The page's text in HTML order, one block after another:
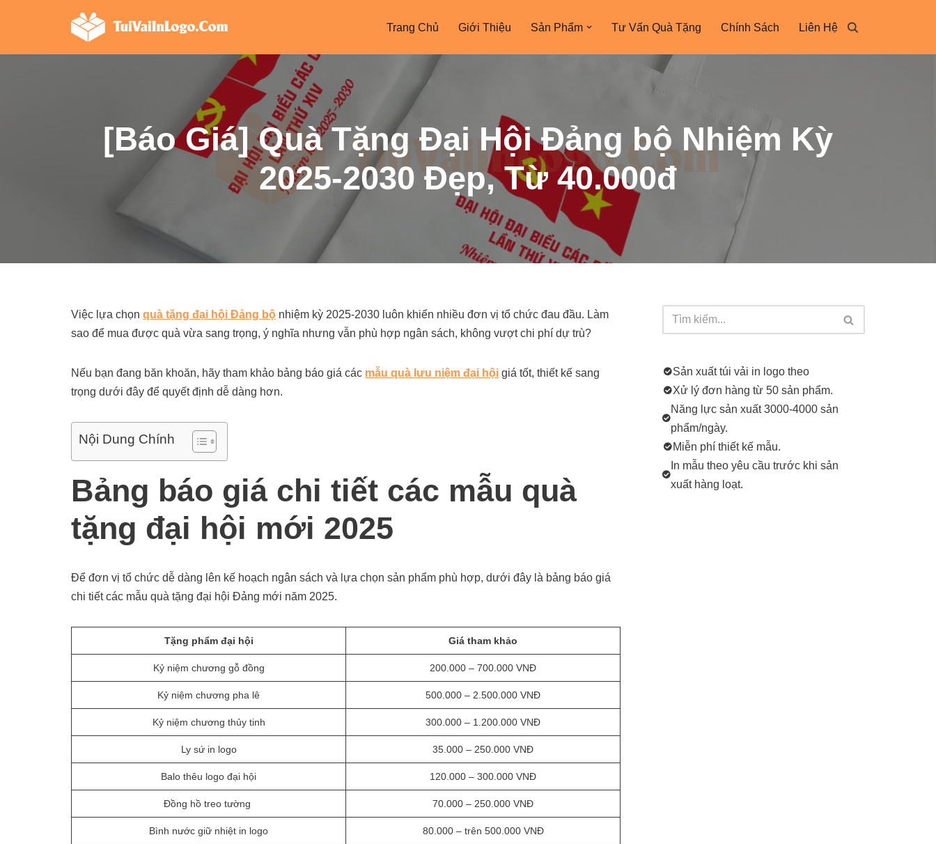
tới
Trang Chủ Giới Thiệu Sản Phẩm Tư Vấn Quà Tặng Chính Sách Liên Hệ
[Báo Giá] Quà Tặng Đại Hội Đảng bộ Nhiệm Kỳ
2025-2030 Đẹp, Từ 40.000đ
Việc lựa chọn quà tặng đại hội Đảng bộ nhiệm kỳ 2025-2030 luôn khiến nhiều đơn vị tổ chức đau đầu. Làm
sao để mua được quà vừa sang trọng, ý nghĩa nhưng vẫn phù hợp ngân sách, không vượt chi phí dự trù?
Nếu bạn đang băn khoăn, hãy tham khảo bảng báo giá các mẫu quà lưu niệm đại hội giá tốt, thiết kế sang
trọng dưới đây để quyết định dễ dàng hơn.
Nội Dung Chính
Bảng báo giá chi tiết các mẫu quà
tặng đại hội mới 2025
Để đơn vị tổ chức dễ dàng lên kế hoạch ngân sách và lựa chọn sản phẩm phù hợp, dưới đây là bảng báo giá
chi tiết các mẫu quà tặng đại hội Đảng mới năm 2025.
Tặng phẩm đại hội Giá tham khảo
Kỷ niệm chương gỗ đồng 200.000 – 700.000 VNĐ
Kỷ niệm chương pha lê 500.000 – 2.500.000 VNĐ
Kỷ niệm chương thủy tinh 300.000 – 1.200.000 VNĐ
Ly sứ in logo 35.000 – 250.000 VNĐ
Balo thêu logo đại hội 120.000 – 300.000 VNĐ
Đồng hồ treo tường 70.000 – 250.000 VNĐ
Bình nước giữ nhiệt in logo 80.000 – trên 500.000 VNĐ
Sản xuất túi vải in logo theo
Xử lý đơn hàng từ 50 sản phẩm.
Năng lực sản xuất 3000-4000 sản
phẩm/ngày.
Miễn phí thiết kế mẫu.
In mẫu theo yêu cầu trước khi sản
xuất hàng loạt.